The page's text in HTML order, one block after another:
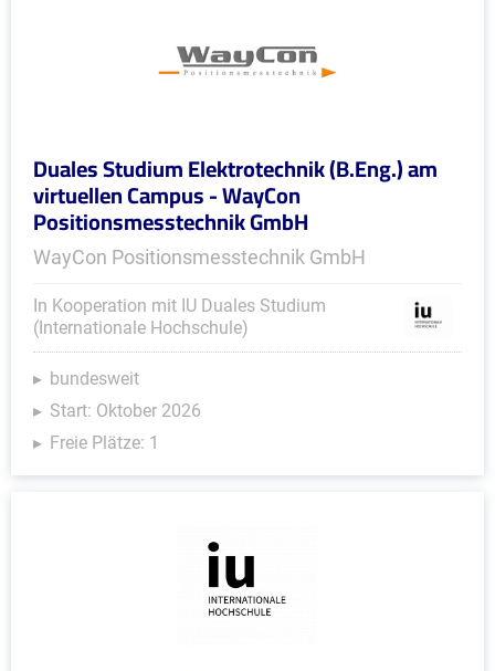
Duales Studium Elektrotechnik (B.Eng.) am
virtuellen Campus - WayCon
Positionsmesstechnik GmbH
WayCon Positionsmesstechnik GmbH
In Kooperation mit IU Duales Studium
(Internationale Hochschule)
bundesweit
Start: Oktober 2026
Freie Plätze: 1